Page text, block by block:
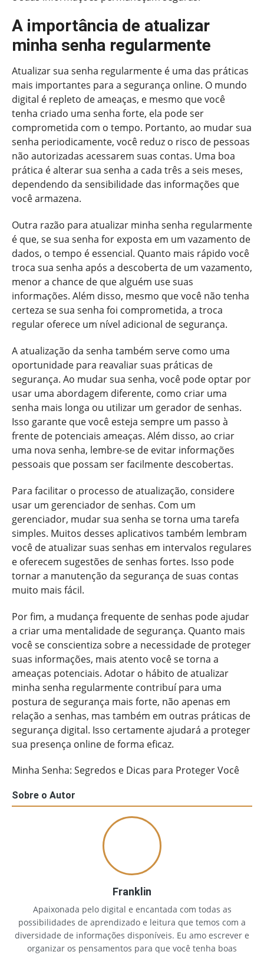
A importância de atualizar
minha senha regularmente
Atualizar sua senha regularmente é uma das práticas
mais importantes para a segurança online. O mundo
digital é repleto de ameaças, e mesmo que você
tenha criado uma senha forte, ela pode ser
comprometida com o tempo. Portanto, ao mudar sua
senha periodicamente, você reduz o risco de pessoas
não autorizadas acessarem suas contas. Uma boa
prática é alterar sua senha a cada três a seis meses,
dependendo da sensibilidade das informações que
você armazena.
Outra razão para atualizar minha senha regularmente
é que, se sua senha for exposta em um vazamento de
dados, o tempo é essencial. Quanto mais rápido você
troca sua senha após a descoberta de um vazamento,
menor a chance de que alguém use suas
informações. Além disso, mesmo que você não tenha
certeza se sua senha foi comprometida, a troca
regular oferece um nível adicional de segurança.
A atualização da senha também serve como uma
oportunidade para reavaliar suas práticas de
segurança. Ao mudar sua senha, você pode optar por
usar uma abordagem diferente, como criar uma
senha mais longa ou utilizar um gerador de senhas.
Isso garante que você esteja sempre um passo à
frente de potenciais ameaças. Além disso, ao criar
uma nova senha, lembre-se de evitar informações
pessoais que possam ser facilmente descobertas.
Para facilitar o processo de atualização, considere
usar um gerenciador de senhas. Com um
gerenciador, mudar sua senha se torna uma tarefa
simples. Muitos desses aplicativos também lembram
você de atualizar suas senhas em intervalos regulares
e oferecem sugestões de senhas fortes. Isso pode
tornar a manutenção da segurança de suas contas
muito mais fácil.
Por fim, a mudança frequente de senhas pode ajudar
a criar uma mentalidade de segurança. Quanto mais
você se conscientiza sobre a necessidade de proteger
suas informações, mais atento você se torna a
ameaças potenciais. Adotar o hábito de atualizar
minha senha regularmente contribuí para uma
postura de segurança mais forte, não apenas em
relação a senhas, mas também em outras práticas de
segurança digital. Isso certamente ajudará a proteger
sua presença online de forma eficaz.
Minha Senha: Segredos e Dicas para Proteger Você
Sobre o Autor
Franklin
Apaixonada pelo digital e encantada com todas as
possibilidades de aprendizado e leitura que temos com a
diversidade de informações disponíveis. Eu amo escrever e
organizar os pensamentos para que você tenha boas